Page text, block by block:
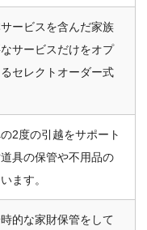
ービスを含んだ家族
サービスだけをオプ
セレクトオーダー式
2度の引越をサポート
具の保管や不用品の
ます。
的な家財保管をして